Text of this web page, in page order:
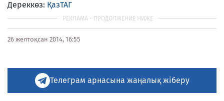
Дереккөз: ҚазТАГ
26 желтоқсан 2014, 16:55
Телеграм арнасына жаңалық жіберу